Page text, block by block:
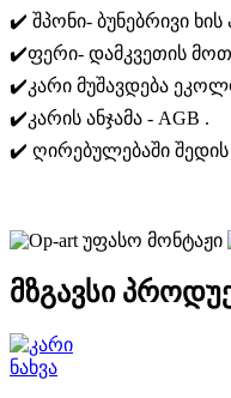
✔️ შპონი- ბუნებრივი
✔️ფერი- დამკვეთის
✔️კარი მუშავდება
✔️კარის ანჯამა - AGB .
✔️ ღირებულებაში
უფასო მონტაჟი
მზგავსი
ნახვა